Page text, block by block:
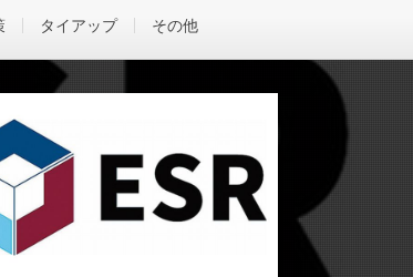
タイアップ その他